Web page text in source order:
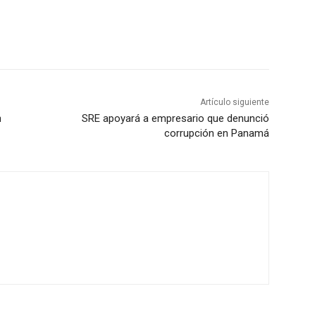
Artículo siguiente
SRE apoyará a empresario que denunció
corrupción en Panamá